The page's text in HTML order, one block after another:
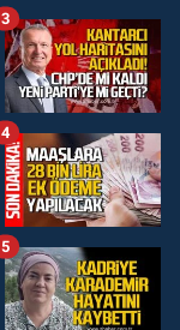
3
4
5